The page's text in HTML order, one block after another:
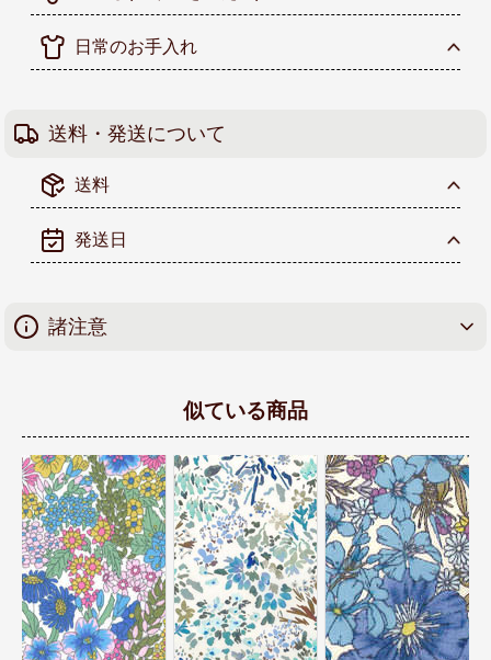
日常のお手入れ
送料・発送について
送料
発送日
諸注意
似ている商品
リバティプリント タ
ナローン生地 廃盤柄
Josephine's Garden
MJ3181-B
389円/10cm